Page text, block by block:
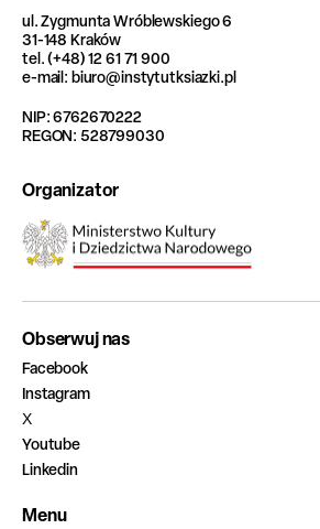
ul. Zygmunta Wróblewskiego 6
31-148 Kraków
tel. (+48) 12 61 71 900
e-mail: biuro@instytutksiazki.pl
NIP: 6762670222
REGON: 528799030
Organizator
Obserwuj nas
Facebook
Instagram
X
Youtube
Linkedin
Menu